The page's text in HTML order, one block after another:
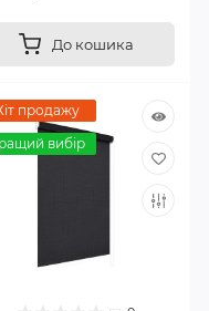
До кошика
продажу
вибір